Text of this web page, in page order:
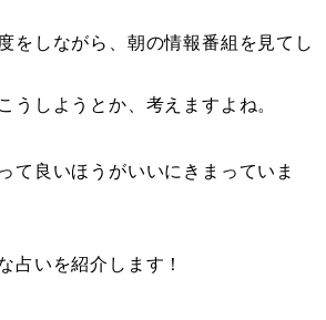
をしながら、朝の情報番組を見てし
うしようとか、考えますよね。
て良いほうがいいにきまっていま
占いを紹介します！